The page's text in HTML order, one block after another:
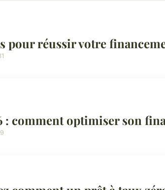
pour réussir votre
: comment optimiser son